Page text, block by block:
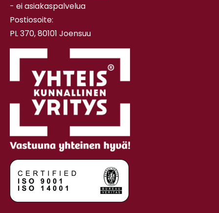
- ei asiakaspalvelua
Postiosoite:
PL 370, 80101 Joensuu